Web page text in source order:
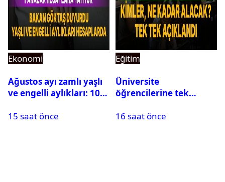
Ekonomi
Ağustos ayı zamlı yaşlı
ve engelli aylıkları: 10,3
yatıyor
15 saat önce
Eğitim
Üniversite
öğrencilerine tek
60 bin liraya kadar burs
16 saat önce